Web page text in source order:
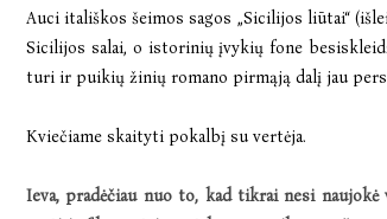
Auci itališkos šeimos sagos „Sicilijos liūtai“
Sicilijos salai, o istorinių įvykių fone
turi ir puikių žinių romano pirmąją dalį jau
Kviečiame skaityti pokalbį su vertėja.
Ieva, pradėčiau nuo to, kad tikrai nesi